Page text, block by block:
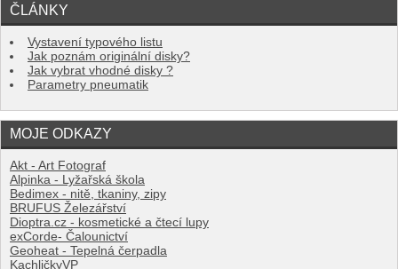
ČLÁNKY
Vystavení typového listu
Jak poznám originální disky?
Jak vybrat vhodné disky ?
Parametry pneumatik
MOJE ODKAZY
Akt - Art Fotograf
Alpinka - Lyžařská škola
Bedimex - nitě, tkaniny, zipy
BRUFUS Železářství
Dioptra.cz - kosmetické a čtecí lupy
exCorde- Čalounictví
Geoheat - Tepelná čerpadla
KachličkyVP